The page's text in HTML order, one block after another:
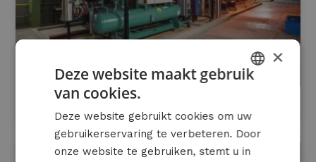
Warmtepompen
FRENCH
×
Deze website maakt gebruik
van cookies.
Deze website gebruikt cookies om uw
gebruikerservaring te verbeteren. Door
onze website te gebruiken, stemt u in